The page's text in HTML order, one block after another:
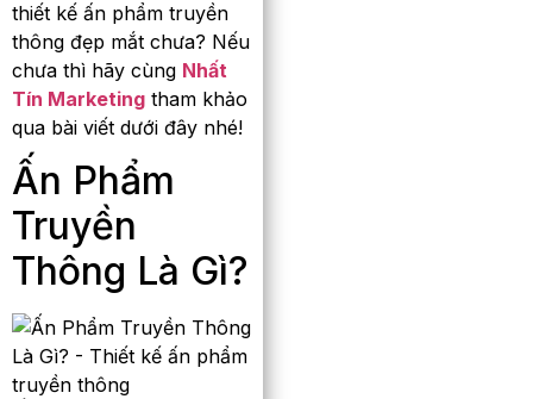
thiết kế ấn phẩm truyền
thông đẹp mắt chưa? Nếu
chưa thì hãy cùng Nhất
Tín Marketing tham khảo
qua bài viết dưới đây nhé!
Ấn Phẩm
Truyền
Thông Là Gì?